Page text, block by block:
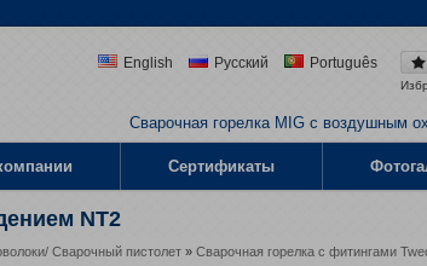
English Русский Português
Сварочная горелка MIG с воздушным
Сертификаты
NT2
Сварочный пистолет » Сварочная горелка с фитингами